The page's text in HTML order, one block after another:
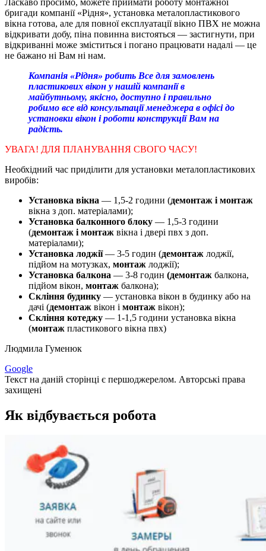
бригади компанії «Рідня», установка металопластикового
вікна готова, але для повної експлуатації вікно ПВХ не можна
відкривати добу, піна повинна вистояться — застигнути, при
відкриванні може зміститься і погано працювати надалі — це
не бажано ні Вам ні нам.
Компанія «Рідня» робить Все для замовлень
пластикових вікон у нашій компанії в
майбутньому, якісно, доступно і правильно
робимо все від консультації менеджера в офісі до
установки вікон і роботи конструкції Вам на
радість.
УВАГА! ДЛЯ ПЛАНУВАННЯ СВОГО ЧАСУ!
Необхідний час приділити для установки металопластикових
виробів:
Установка вікна — 1,5-2 години (демонтаж і монтаж
вікна з доп. матеріалами);
Установка балконного блоку — 1,5-3 години
(демонтаж і монтаж вікна і двері пвх з доп.
матеріалами);
Установка лоджії— 3-5 годин (демонтаж лоджії,
підйом на мотузках, монтаж лоджії);
Установка балкона — 3-8 годин (демонтаж балкона,
підйом вікон, монтаж балкона);
Скління будинку — установка вікон в будинку або на
дачі (демонтаж вікон і монтаж вікон);
Скління котеджу — 1-1,5 години установка вікна
(монтаж пластикового вікна пвх)
Людмила Гуменюк
Google
Текст на даній сторінці є першоджерелом. Авторські права
захищені
Як відбувається робота